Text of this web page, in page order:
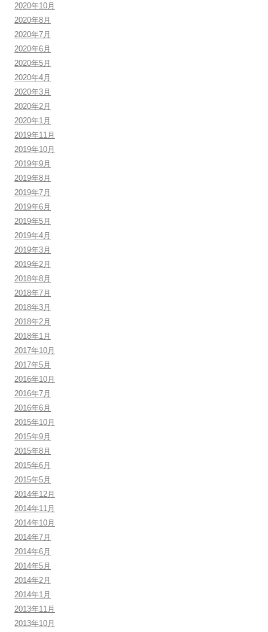
2020年10月
2020年8月
2020年7月
2020年6月
2020年5月
2020年4月
2020年3月
2020年2月
2020年1月
2019年11月
2019年10月
2019年9月
2019年8月
2019年7月
2019年6月
2019年5月
2019年4月
2019年3月
2019年2月
2018年8月
2018年7月
2018年3月
2018年2月
2018年1月
2017年10月
2017年5月
2016年10月
2016年7月
2016年6月
2015年10月
2015年9月
2015年8月
2015年6月
2015年5月
2014年12月
2014年11月
2014年10月
2014年7月
2014年6月
2014年5月
2014年2月
2014年1月
2013年11月
2013年10月